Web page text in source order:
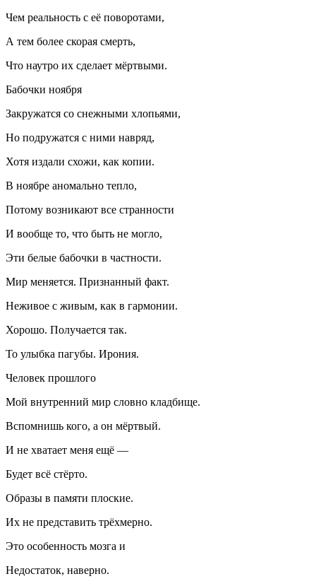
Чем реальность с её поворотами,
А тем более скорая смерть,
Что наутро их сделает мёртвыми.
Бабочки ноября
Закружатся со снежными хлопьями,
Но подружатся с ними навряд,
Хотя издали схожи, как копии.
В ноябре аномально тепло,
Потому возникают все странности
И вообще то, что быть не могло,
Эти белые бабочки в частности.
Мир меняется. Признанный факт.
Неживое с живым, как в гармонии.
Хорошо. Получается так.
То улыбка пагубы. Ирония.
Человек прошлого
Мой внутренний мир словно кладбище.
Вспомнишь кого, а он мёртвый.
И не хватает меня ещё —
Будет всё стёрто.
Образы в памяти плоские.
Их не представить трёхмерно.
Это особенность мозга и
Недостаток, наверно.